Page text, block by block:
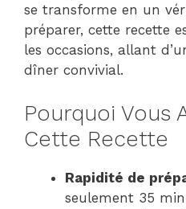
se transforme en un
préparer, cette recette
les occasions, allant
dîner convivial.
Pourquoi Vous
Cette Recette
Rapidité de
seulement 35